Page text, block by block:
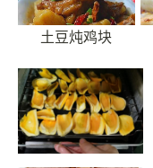
土豆炖鸡块